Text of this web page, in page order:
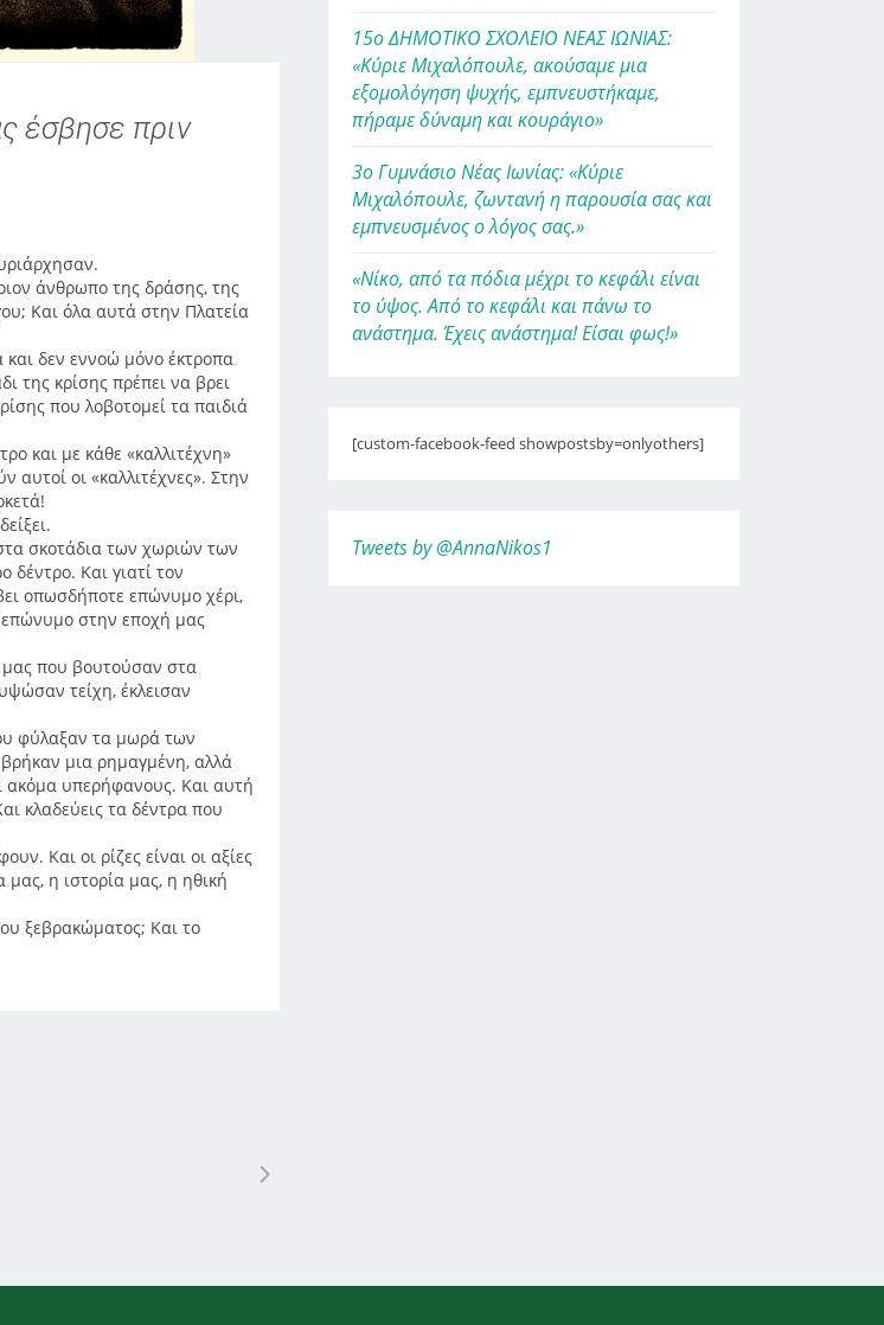
έσβησε πριν
άνθρωπο της δράσης, της
Και όλα αυτά στην Πλατεία
και δεν εννοώ μόνο έκτροπα
της κρίσης πρέπει να βρει
που λοβοτομεί τα παιδιά
και με κάθε «καλλιτέχνη»
αυτοί οι «καλλιτέχνες». Στην
σκοτάδια των χωριών των
Και γιατί τον
οπωσδήποτε επώνυμο χέρι,
επώνυμο στην εποχή μας
που βουτούσαν στα
τείχη, έκλεισαν
φύλαξαν τα μωρά των
μια ρημαγμένη, αλλά
ακόμα υπερήφανους. Και αυτή
κλαδεύεις τα δέντρα που
Και οι ρίζες είναι οι αξίες
η ιστορία μας, η ηθική
ξεβρακώματος; Και το
15ο ΔΗΜΟΤΙΚΟ ΣΧΟΛΕΙΟ ΝΕΑΣ ΙΩΝΙΑΣ:
«Κύριε Μιχαλόπουλε, ακούσαμε μια
εξομολόγηση ψυχής, εμπνευστήκαμε,
πήραμε δύναμη και κουράγιο»
3ο Γυμνάσιο Νέας Ιωνίας: «Κύριε
Μιχαλόπουλε, ζωντανή η παρουσία σας και
εμπνευσμένος ο λόγος σας.»
«Νίκο, από τα πόδια μέχρι το κεφάλι είναι
το ύψος. Από το κεφάλι και πάνω το
ανάστημα. Έχεις ανάστημα! Είσαι φως!»
[custom-facebook-feed showpostsby=onlyothers]
Tweets by @AnnaNikos1